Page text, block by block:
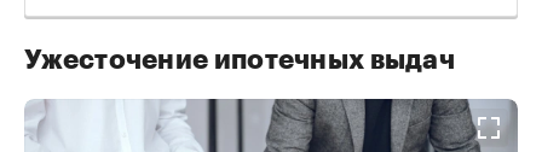
Ужесточение ипотечных выдач